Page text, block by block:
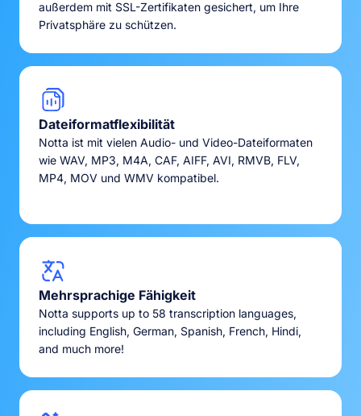
außerdem mit SSL-Zertifikaten gesichert, um Ihre
Privatsphäre zu schützen.
Dateiformatflexibilität
Notta ist mit vielen Audio- und Video-Dateiformaten
wie WAV, MP3, M4A, CAF, AIFF, AVI, RMVB, FLV,
MP4, MOV und WMV kompatibel.
Mehrsprachige Fähigkeit
Notta supports up to 58 transcription languages,
including English, German, Spanish, French, Hindi,
and much more!